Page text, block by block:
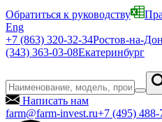
Обратиться к руководству
Eng
+7 (863) 320-32-34Ростов-на-
(343) 363-03-08Екатеринбург
Написать нам
farm@farm-invest.ru+7 (495) 488-